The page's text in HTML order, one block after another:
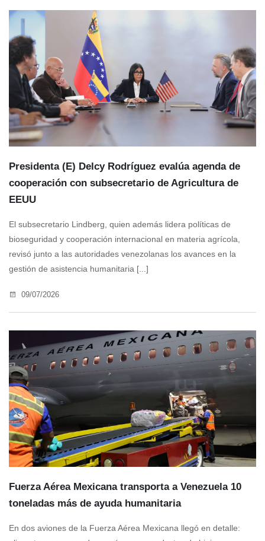
Presidenta (E) Delcy Rodríguez evalúa agenda de
cooperación con subsecretario de Agricultura de
EEUU
El subsecretario Lindberg, quien además lidera políticas de
bioseguridad y cooperación internacional en materia agrícola,
revisó junto a las autoridades venezolanas los avances en la
gestión de asistencia humanitaria [...]
09/07/2026
Fuerza Aérea Mexicana transporta a Venezuela 10
toneladas más de ayuda humanitaria
En dos aviones de la Fuerza Aérea Mexicana llegó en detalle: